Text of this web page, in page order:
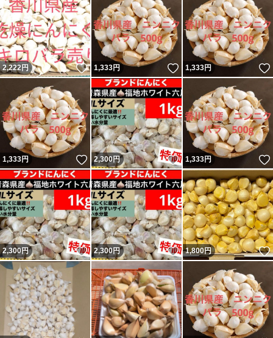
2,222円 いいね！
1,333円 いいね！
1,333円
1,333円 いいね！
2,300円 いいね！
1,333円
2,300円 いいね！
2,300円 いいね！
1,800円